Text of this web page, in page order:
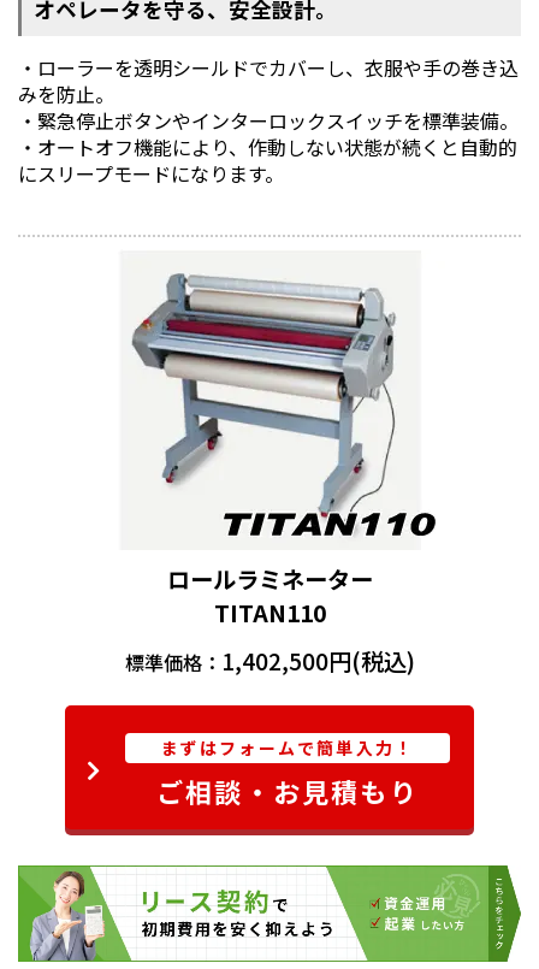
オペレータを守る、安全設計。
・ローラーを透明シールドでカバーし、衣服や手の巻き込
みを防止。
・緊急停止ボタンやインターロックスイッチを標準装備。
・オートオフ機能により、作動しない状態が続くと自動的
にスリープモードになります。
ロールラミネーター
TITAN110
標準価格： 1,402,500円(税込)
まずはフォームで簡単入力！
ご相談・お見積もり